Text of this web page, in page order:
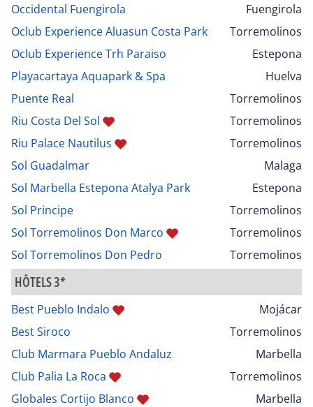
Occidental Fuengirola
Fuengirola
Oclub Experience Aluasun Costa Park
Torremolinos
Oclub Experience Trh Paraiso
Estepona
Playacartaya Aquapark & Spa
Huelva
Puente Real
Torremolinos
Riu Costa Del Sol
Torremolinos
Riu Palace Nautilus
Torremolinos
Sol Guadalmar
Malaga
Sol Marbella Estepona Atalya Park
Estepona
Sol Principe
Torremolinos
Sol Torremolinos Don Marco
Torremolinos
Sol Torremolinos Don Pedro
Torremolinos
HÔTELS 3*
Best Pueblo Indalo
Mojácar
Best Siroco
Torremolinos
Club Marmara Pueblo Andaluz
Marbella
Club Palia La Roca
Torremolinos
Globales Cortijo Blanco
Marbella